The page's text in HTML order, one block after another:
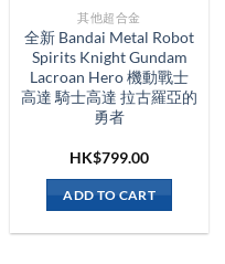
其他超合金
全新 Bandai Metal Robot
Spirits Knight Gundam
Lacroan Hero 機動戰士
高達 騎士高達 拉古羅亞的
勇者
HK$799.00
ADD TO CART